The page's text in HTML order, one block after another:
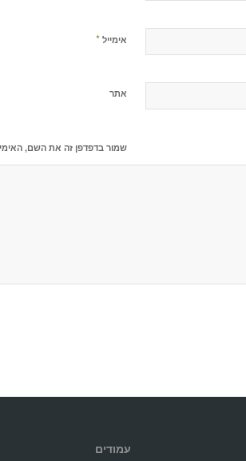
אימייל *
אתר
שמור בדפדפן זה את השם,
עמודים